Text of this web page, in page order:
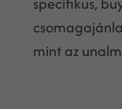
mint az